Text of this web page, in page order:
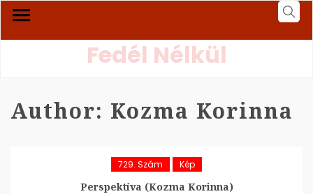
Fedél Nélkül
Author: Kozma Korinna
729. Szám Kép
Perspektíva (Kozma Korinna)